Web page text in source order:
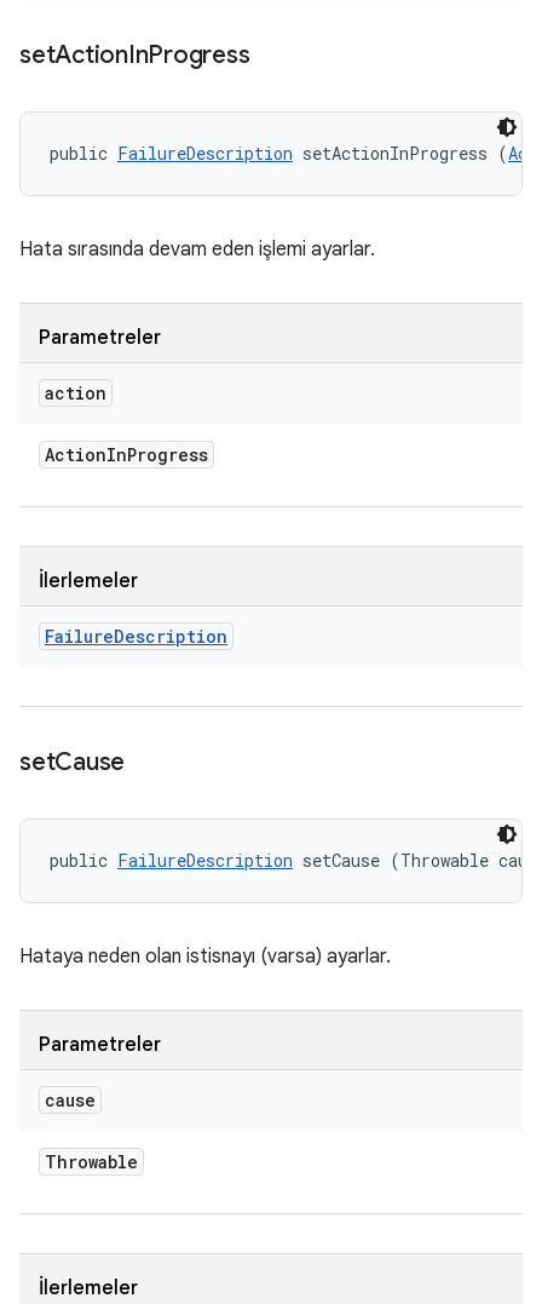
setActionInProgress
public FailureDescription setActionInProgress (
Hata sırasında devam eden işlemi ayarlar.
Parametreler
action
ActionInProgress
İlerlemeler
FailureDescription
setCause
public FailureDescription setCause (Throwable
Hataya neden olan istisnayı (varsa) ayarlar.
Parametreler
cause
Throwable
İlerlemeler